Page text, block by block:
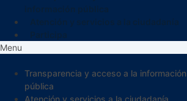
Menu
Transparencia y acceso a la información
pública